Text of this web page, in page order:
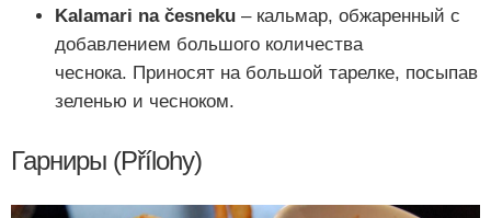
Kalamari na česneku – кальмар, обжаренный с
добавлением большого количества
чеснока. Приносят на большой тарелке, посыпав
зеленью и чесноком.
Гарниры (Přílohy)